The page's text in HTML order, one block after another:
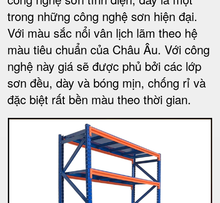
trong những công nghệ sơn hiện đại.
Với màu sắc nổi vân lịch lãm theo hệ
màu tiêu chuẩn của Châu Âu. Với công
nghệ này giá sẽ được phủ bởi các lớp
sơn đều, dày và bóng mịn, chống rỉ và
đặc biệt rất bền màu theo thời gian.